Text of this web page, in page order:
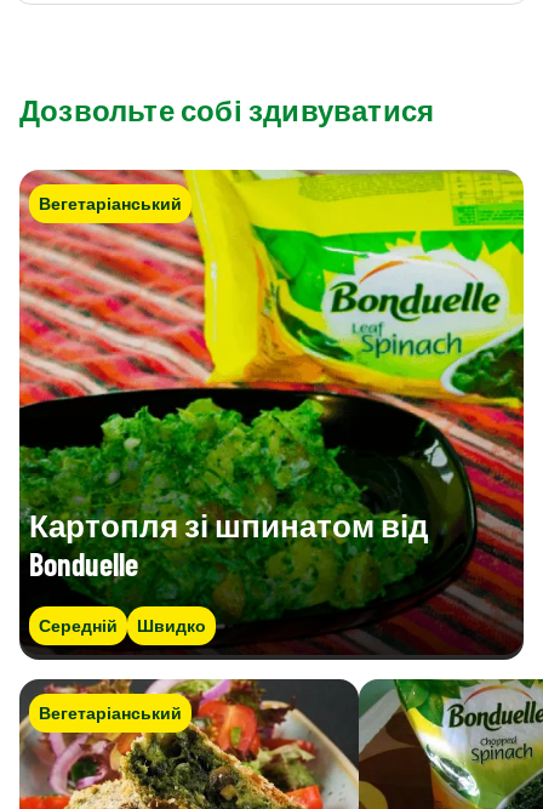
Дозвольте собі здивуватися
Вегетаріанський
Картопля зі шпинатом від
Bonduelle
Середній Швидко
Вегетаріанський